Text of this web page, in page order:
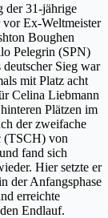
der 31-jährige
vor Ex-Weltmeister
Boughen
Pelegrin (SPN)
Sieg war
mit Platz acht
Celina Liebmann
Plätzen im
der zweifache
(TSCH) von
fand sich
Hier setzte er
der Anfangsphase
erreichte
Endlauf.